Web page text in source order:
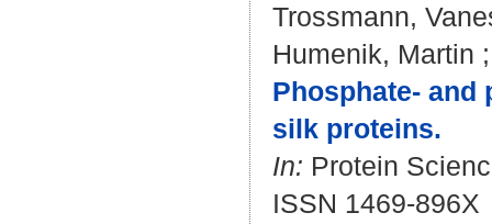
Trossmann,
Humenik, Martin
Phosphate- and
silk proteins.
In: Protein
ISSN 1469-896X